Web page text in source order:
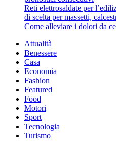
che
devi
sapere
pulci
e
zecche
Reti elettrosaldate per
di scelta per massetti,
Come alleviare i dolori da
Attualità
Benessere
Casa
Economia
Fashion
Featured
Food
Motori
Sport
Tecnologia
Turismo